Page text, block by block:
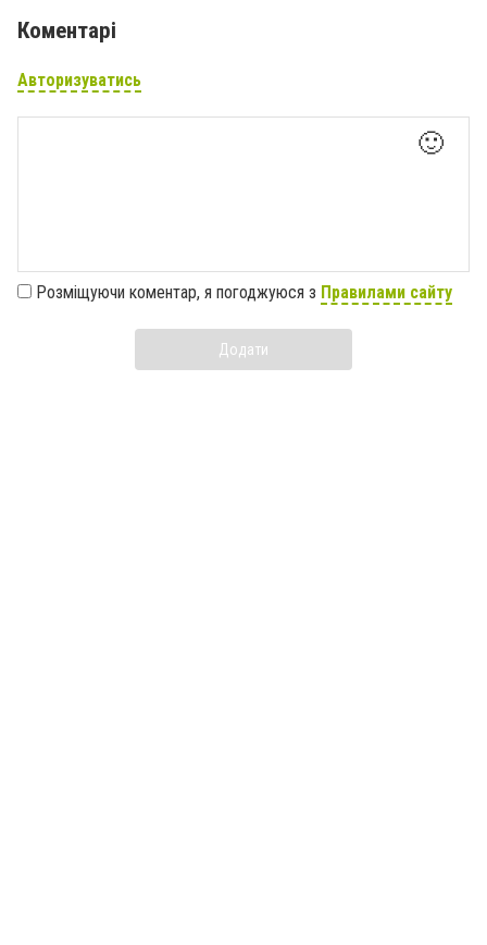
Коментарі
Авторизуватись
🙂
Розміщуючи коментар, я погоджуюся з Правилами сайту
Додати